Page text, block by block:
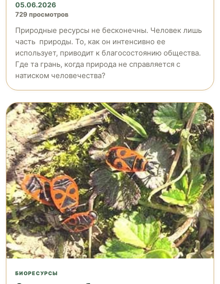
05.06.2026
729 просмотров
Природные ресурсы не бесконечны. Человек лишь
часть природы. То, как он интенсивно ее
использует, приводит к благосостоянию общества.
Где та грань, когда природа не справляется с
натиском человечества?
БИОРЕСУРСЫ